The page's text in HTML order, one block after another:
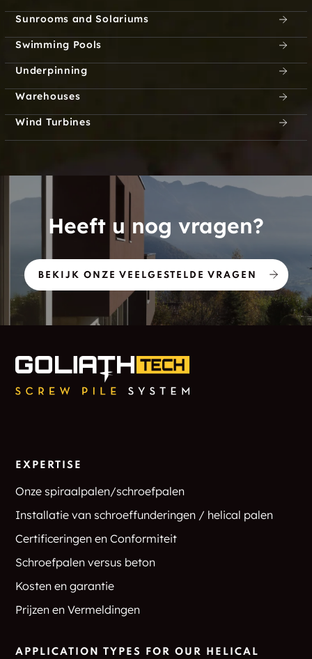
Sunrooms and Solariums
Swimming Pools
Underpinning
Warehouses
Wind Turbines
Heeft u nog vragen?
BEKIJK ONZE VEELGESTELDE VRAGEN
EXPERTISE
Onze spiraalpalen/schroefpalen
Installatie van schroeffunderingen / helical palen
Certificeringen en Conformiteit
Schroefpalen versus beton
Kosten en garantie
Prijzen en Vermeldingen
APPLICATION TYPES FOR OUR HELICAL